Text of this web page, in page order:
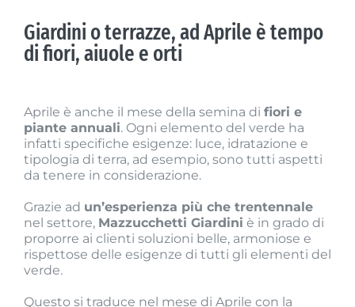
Giardini o terrazze, ad Aprile è tempo
di fiori, aiuole e orti
Aprile è anche il mese della semina di fiori e
piante annuali. Ogni elemento del verde ha
infatti specifiche esigenze: luce, idratazione e
tipologia di terra, ad esempio, sono tutti aspetti
da tenere in considerazione.
Grazie ad un’esperienza più che trentennale
nel settore, Mazzucchetti Giardini è in grado di
proporre ai clienti soluzioni belle, armoniose e
rispettose delle esigenze di tutti gli elementi del
verde.
Questo si traduce nel mese di Aprile con la